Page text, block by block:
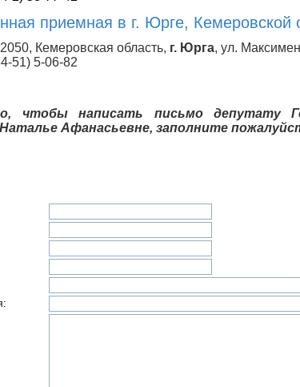
приемная в г. Юрге, Кемеровской
Кемеровская область, г. Юрга, ул.
51) 5-06-82
чтобы написать письмо депутату
Афанасьевне, заполните